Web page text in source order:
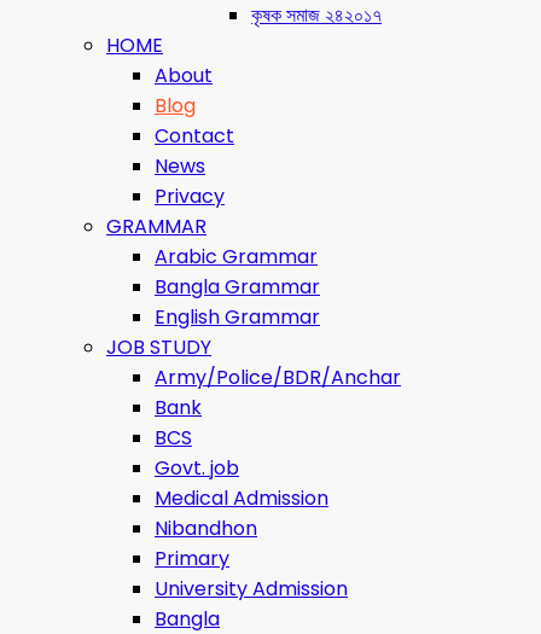
কৃষক সমাজ ২৪২০১৭
HOME
About
Blog
Contact
News
Privacy
GRAMMAR
Arabic Grammar
Bangla Grammar
English Grammar
JOB STUDY
Army/Police/BDR/Anchar
Bank
BCS
Govt. job
Medical Admission
Nibandhon
Primary
University Admission
Bangla